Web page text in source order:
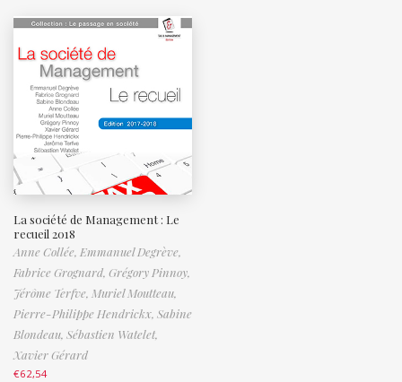
La société de Management : Le
recueil 2018
Anne Collée, Emmanuel Degrève,
Fabrice Grognard, Grégory Pinnoy,
Jérôme Terfve, Muriel Moutteau,
Pierre-Philippe Hendrickx, Sabine
Blondeau, Sébastien Watelet,
Xavier Gérard
€62,54